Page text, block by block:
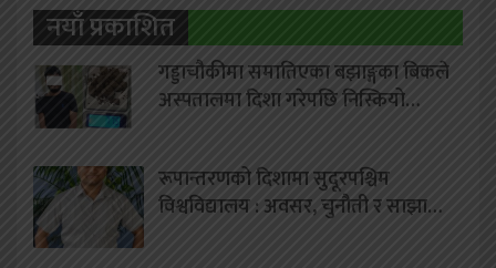
नयाँ प्रकाशित
गड्डाचौकीमा समातिएका बझाङ्गका बिकले
अस्पतालमा दिशा गरेपछि निस्कियो…
रूपान्तरणको दिशामा सुदूरपश्चिम
विश्वविद्यालय : अवसर, चुनौती र साझा…